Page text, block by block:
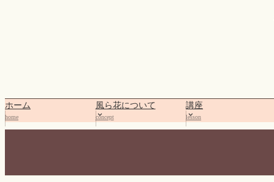
プ
ホーム
home
風ら花について
concept
講座
lesson